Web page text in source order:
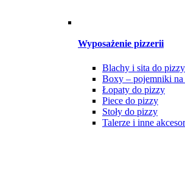
Wyposażenie pizzerii
Blachy i sita do pizzy
Boxy – pojemniki na
Łopaty do pizzy
Piece do pizzy
Stoły do pizzy
Talerze i inne